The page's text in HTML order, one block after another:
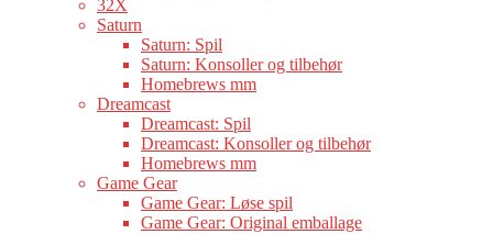
32X
Saturn
Saturn: Spil
Saturn: Konsoller og tilbehør
Homebrews mm
Dreamcast
Dreamcast: Spil
Dreamcast: Konsoller og tilbehør
Homebrews mm
Game Gear
Game Gear: Løse spil
Game Gear: Original emballage